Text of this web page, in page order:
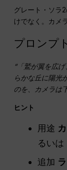
グレート・ソラ
けでなく。カメ
プロンプ
“「鷲が翼を広
らかな丘に陽光
のを、カメラは
ヒント
用途
るいは
追加